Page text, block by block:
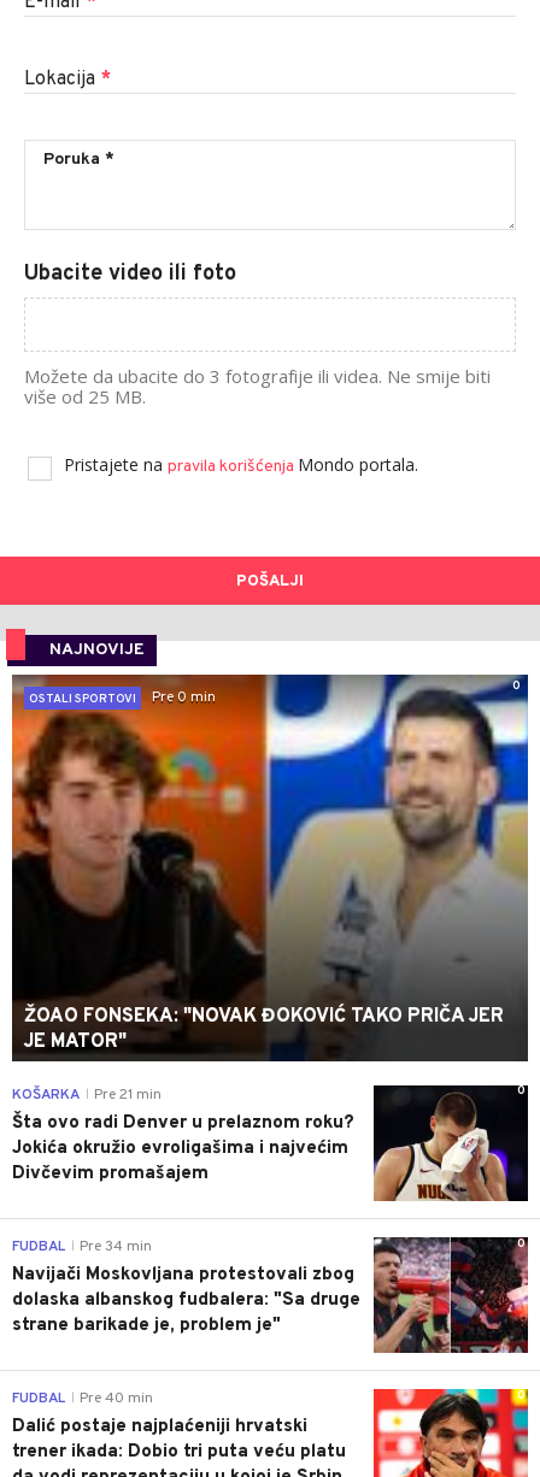
Lokacija *
Ubacite video ili foto
Možete da ubacite do 3 fotografije ili videa. Ne smije biti
više od 25 MB.
Pristajete na pravila korišćenja Mondo portala.
POŠALJI
NAJNOVIJE
0
OSTALI SPORTOVI
Pre 0 min
ŽOAO FONSEKA: "NOVAK ĐOKOVIĆ TAKO PRIČA JER
JE MATOR"
0
KOŠARKA Pre 21 min
Šta ovo radi Denver u prelaznom roku?
Jokića okružio evroligašima i najvećim
Divčevim promašajem
0
FUDBAL Pre 34 min
Navijači Moskovljana protestovali zbog
dolaska albanskog fudbalera: "Sa druge
strane barikade je, problem je"
0
FUDBAL Pre 40 min
Dalić postaje najplaćeniji hrvatski
trener ikada: Dobio tri puta veću platu